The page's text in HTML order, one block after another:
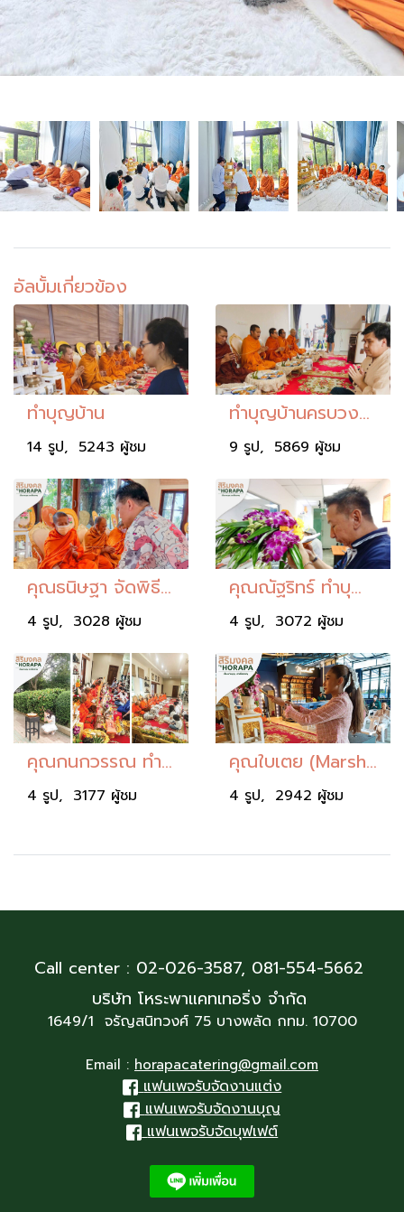
อัลบั้มเกี่ยวข้อง
ทำบุญบ้าน
14 รูป, 5243 ผู้ชม
ทำบุญบ้านครบวงจร
9 รูป, 5869 ผู้ชม
คุณธนิษฐา จัดพิธีสงฆ์ทำบุญบ้าน
4 รูป, 3028 ผู้ชม
คุณณัฐริทร์ ทำบุญบริษัท
4 รูป, 3072 ผู้ชม
คุณกนกวรรณ ทำบุญบ้าน
4 รูป, 3177 ผู้ชม
คุณใบเตย (Marshalla Music Bar )ทำบุญร้าน
4 รูป, 2942 ผู้ชม
Call center : 02-026-3587, 081-554-5662
บริษัท โหระพาแคทเทอริ่ง จำกัด
1649/1 จรัญสนิทวงศ์ 75 บางพลัด กทม. 10700
Email : horapacatering@gmail.com
แฟนเพจรับจัดงานแต่ง
แฟนเพจรับจัดงานบุญ
แฟนเพจรับจัดบุฟเฟต์